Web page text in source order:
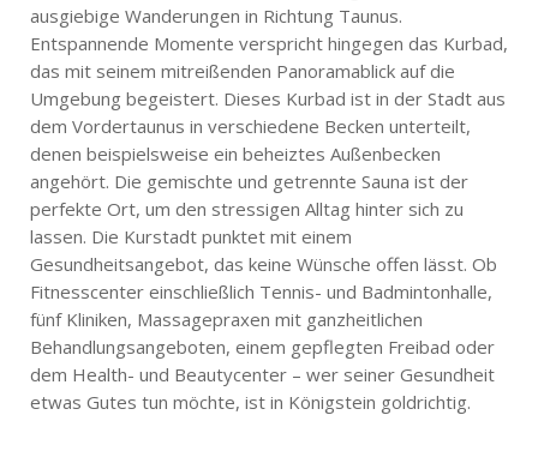
ausgiebige Wanderungen in Richtung Taunus.
Entspannende Momente verspricht hingegen das Kurbad,
das mit seinem mitreißenden Panoramablick auf die
Umgebung begeistert. Dieses Kurbad ist in der Stadt aus
dem Vordertaunus in verschiedene Becken unterteilt,
denen beispielsweise ein beheiztes Außenbecken
angehört. Die gemischte und getrennte Sauna ist der
perfekte Ort, um den stressigen Alltag hinter sich zu
lassen. Die Kurstadt punktet mit einem
Gesundheitsangebot, das keine Wünsche offen lässt. Ob
Fitnesscenter einschließlich Tennis- und Badmintonhalle,
fünf Kliniken, Massagepraxen mit ganzheitlichen
Behandlungsangeboten, einem gepflegten Freibad oder
dem Health- und Beautycenter – wer seiner Gesundheit
etwas Gutes tun möchte, ist in Königstein goldrichtig.